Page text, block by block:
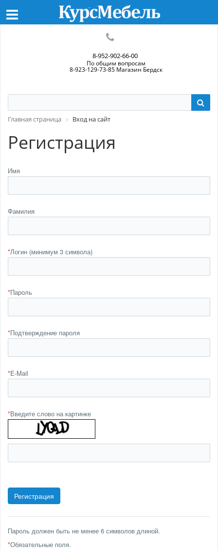
8-952-902-66-00
По общим вопросам
8-923-129-73-85 Магазин Бердск
Главная страница Вход на сайт
Регистрация
Имя
Фамилия
*Логин (минимум 3 символа)
*Пароль
*Подтверждение пароля
*E-Mail
*Введите слово на картинке
Пароль должен быть не менее 6 символов длиной.
*Обязательные поля.